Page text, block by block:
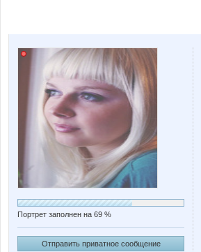
Портрет заполнен на 69 %
Отправить приватное сообщение